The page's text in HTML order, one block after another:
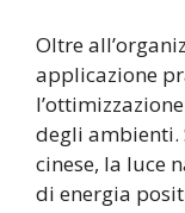
Oltre
applicazione
degli ambienti.
cinese, la luce
di energia